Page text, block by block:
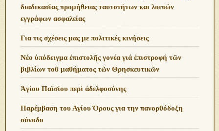
διαδικασίας προμήθειας ταυτοτήτων και λοιπών
εγγράφων ασφαλείας
Για τις σχέσεις μας με πολιτικές κινήσεις
Νέο ὑπόδειγμα ἐπιστολῆς γονέα γιά ἐπιστροφή τῶν
βιβλίων τοῦ μαθήματος τῶν Θρησκευτικῶν
Ἁγίου Παϊσίου περὶ ἀδελφοσύνης
Παρέμβαση του Αγίου Όρους για την πανορθόδοξη
σύνοδο